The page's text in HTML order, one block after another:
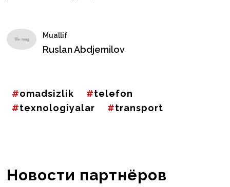
Muallif
Ruslan Abdjemilov
omadsizlik
telefon
texnologiyalar
transport
Новости партнёров